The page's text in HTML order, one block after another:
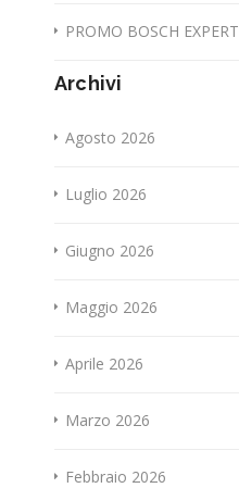
PROMO BOSCH
Archivi
Agosto 2026
Luglio 2026
Giugno 2026
Maggio 2026
Aprile 2026
Marzo 2026
Febbraio 2026